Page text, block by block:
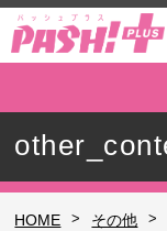
HOME > その他 >